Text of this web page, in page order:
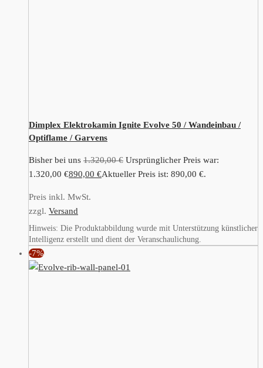
Dimplex Elektrokamin Ignite Evolve 50 / Wandeinbau /
Optiflame / Garvens
Bisher bei uns 1.320,00€ Ursprünglicher Preis war:
1.320,00 €890,00 €Aktueller Preis ist: 890,00 €.
Preis inkl. MwSt.
zzgl. Versand
Hinweis: Die Produktabbildung wurde mit Unterstützung künstlicher
Intelligenz erstellt und dient der Veranschaulichung.
-7%